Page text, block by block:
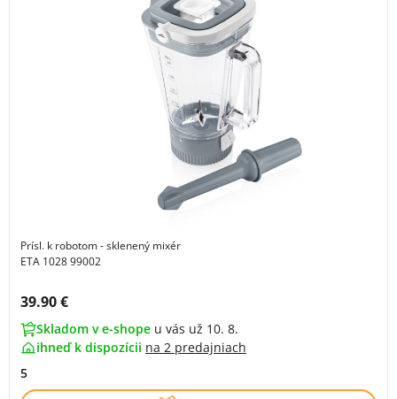
Prísl. k robotom - sklenený mixér
ETA 1028 99002
Cena s DPH:
39.90 €
Skladom v e-shope u vás už 10. 8.
ihneď k dispozícii na 2 predajniach
5